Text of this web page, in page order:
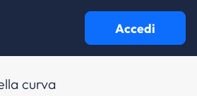
Accedi
curva